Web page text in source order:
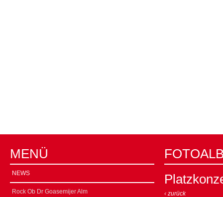
MENÜ
NEWS
Rock Ob Dr Goasemijer Alm ‹ zurück